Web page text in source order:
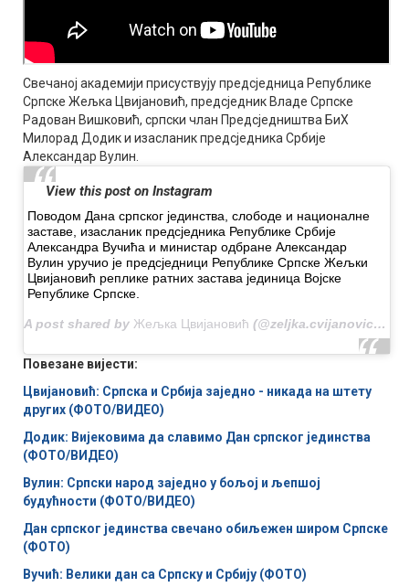
Свечаној академији присуствују предсједница Републике
Српске Жељка Цвијановић, предсједник Владе Српске
Радован Вишковић, српски члан Предсједништва БиХ
Милорад Додик и изасланик предсједника Србије
Александар Вулин.
View this post on Instagram
Поводом Дана српског јединства, слободе и националне
заставе, изасланик предсједника Републике Србије
Александра Вучића и министар одбране Александар
Вулин уручио је предсједници Републике Српске Жељки
Цвијановић реплике ратних застава јединица Војске
Републике Српске.
A post shared by Жељка Цвијановић (@zeljka.cvijanovic) on Sep 15, 2020 at 9:11am PDT
Повезане вијести:
Цвијановић: Српска и Србија заједно - никада на штету
других (ФОТО/ВИДЕО)
Додик: Вијековима да славимо Дан српског јединства
(ФОТО/ВИДЕО)
Вулин: Српски народ заједно у бољој и љепшој
будућности (ФОТО/ВИДЕО)
Дан српског јединства свечано обиљежен широм Српске
(ФОТО)
Вучић: Велики дан са Српску и Србију (ФОТО)